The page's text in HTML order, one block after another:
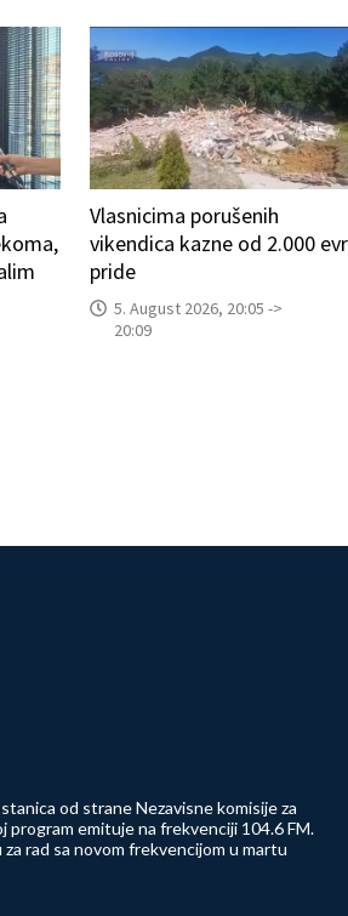
Vlasnicima porušenih
vikendica kazne od 2.000
pride
5. August 2026, 20:05 ->
20:09
od strane Nezavisne komisije za
program emituje na frekvenciji 104.6 FM.
rad sa novom frekvencijom u martu